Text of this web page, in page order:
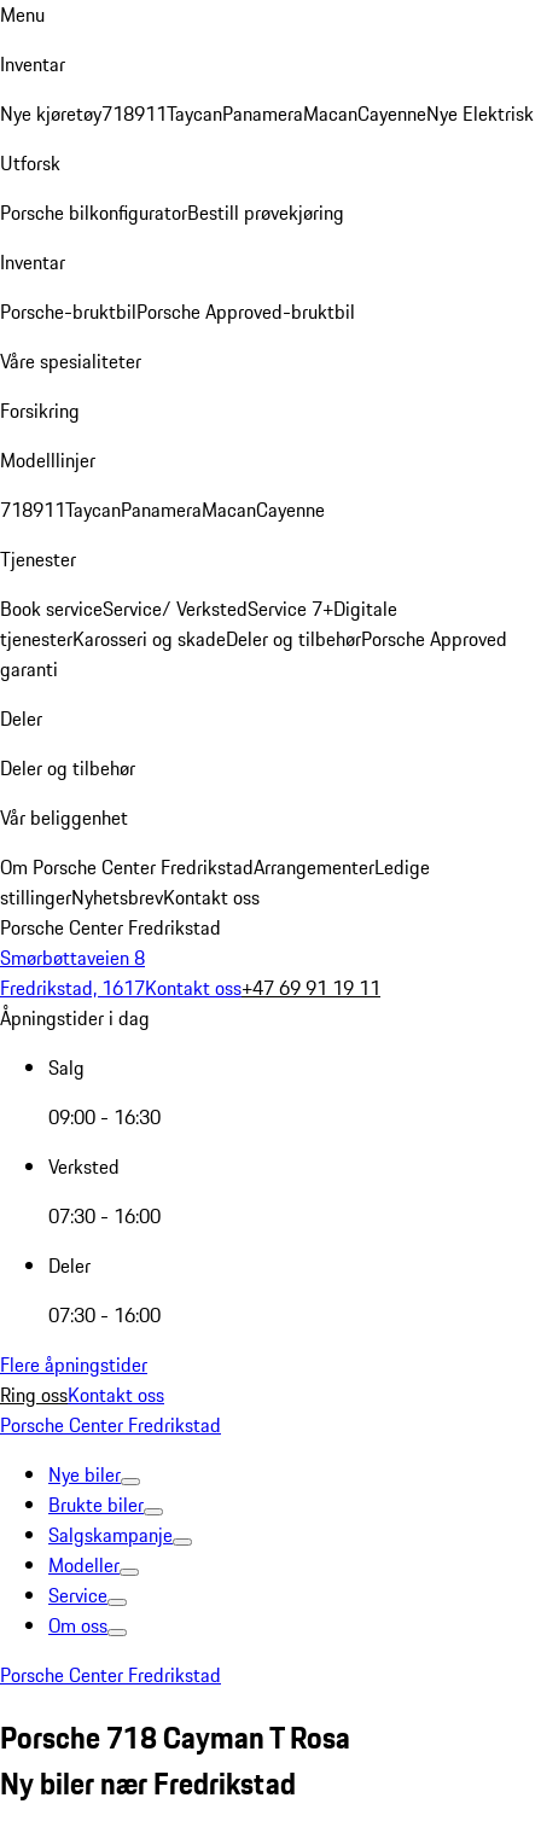
Menu
Inventar
Nye kjøretøy718911TaycanPanameraMacanCayenneNye Elektrisk
Utforsk
Porsche bilkonfiguratorBestill prøvekjøring
Inventar
Porsche-bruktbilPorsche Approved-bruktbil
Våre spesialiteter
Forsikring
Modelllinjer
718911TaycanPanameraMacanCayenne
Tjenester
Book serviceService/ VerkstedService 7+Digitale
tjenesterKarosseri og skadeDeler og tilbehørPorsche Approved
garanti
Deler
Deler og tilbehør
Vår beliggenhet
Om Porsche Center FredrikstadArrangementerLedige
stillingerNyhetsbrevKontakt oss
Porsche Center Fredrikstad
Smørbøttaveien 8
Fredrikstad, 1617Kontakt oss+47 69 91 19 11
Åpningstider i dag
Salg
09:00 - 16:30
Verksted
07:30 - 16:00
Deler
07:30 - 16:00
Flere åpningstider
Ring ossKontakt oss
Porsche Center Fredrikstad
Nye biler
Brukte biler
Salgskampanje
Modeller
Service
Om oss
Porsche Center Fredrikstad
Porsche 718 Cayman T Rosa
Ny biler nær Fredrikstad